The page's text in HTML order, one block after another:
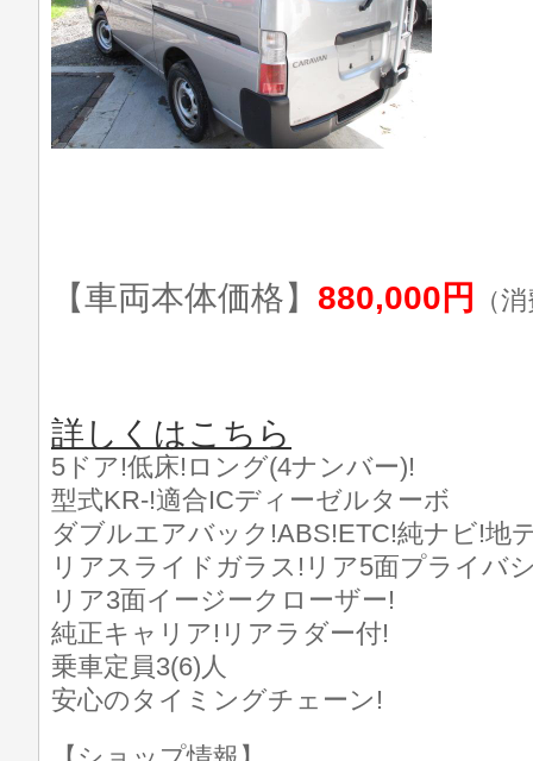
【車両本体価格】 880,000円 （
詳しくはこちら
5ドア!低床!ロング(4ナンバー)!
型式KR-!適合ICディーゼルターボ
ダブルエアバック!ABS!ETC!純ナビ!地
リアスライドガラス!リア5面プライバ
リア3面イージークローザー!
純正キャリア!リアラダー付!
乗車定員3(6)人
安心のタイミングチェーン!